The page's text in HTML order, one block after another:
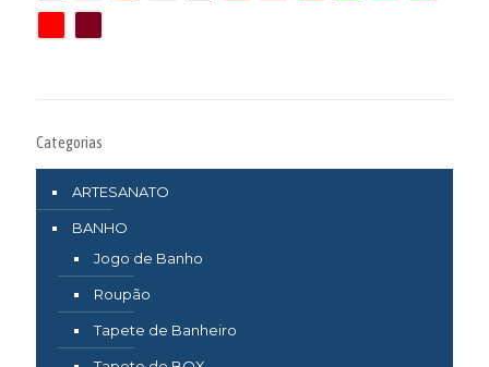
Categorias
ARTESANATO
BANHO
Jogo de Banho
Roupão
Tapete de Banheiro